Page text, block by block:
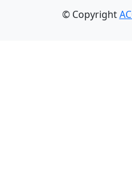
© Copyright